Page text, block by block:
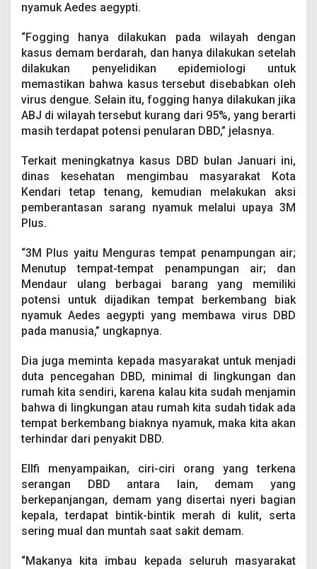
nyamuk Aedes aegypti.
“Fogging hanya dilakukan pada wilayah dengan
kasus demam berdarah, dan hanya dilakukan setelah
dilakukan penyelidikan epidemiologi untuk
memastikan bahwa kasus tersebut disebabkan oleh
virus dengue. Selain itu, fogging hanya dilakukan jika
ABJ di wilayah tersebut kurang dari 95%, yang berarti
masih terdapat potensi penularan DBD,” jelasnya.
Terkait meningkatnya kasus DBD bulan Januari ini,
dinas kesehatan mengimbau masyarakat Kota
Kendari tetap tenang, kemudian melakukan aksi
pemberantasan sarang nyamuk melalui upaya 3M
Plus.
“3M Plus yaitu Menguras tempat penampungan air;
Menutup tempat-tempat penampungan air; dan
Mendaur ulang berbagai barang yang memiliki
potensi untuk dijadikan tempat berkembang biak
nyamuk Aedes aegypti yang membawa virus DBD
pada manusia,” ungkapnya.
Dia juga meminta kepada masyarakat untuk menjadi
duta pencegahan DBD, minimal di lingkungan dan
rumah kita sendiri, karena kalau kita sudah menjamin
bahwa di lingkungan atau rumah kita sudah tidak ada
tempat berkembang biaknya nyamuk, maka kita akan
terhindar dari penyakit DBD.
Ellfi menyampaikan, ciri-ciri orang yang terkena
serangan DBD antara lain, demam yang
berkepanjangan, demam yang disertai nyeri bagian
kepala, terdapat bintik-bintik merah di kulit, serta
sering mual dan muntah saat sakit demam.
“Makanya kita imbau kepada seluruh masyarakat